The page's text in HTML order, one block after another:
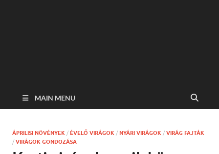
MAIN MENU
ÁPRILISI NÖVÉNYEK / ÉVELŐ VIRÁGOK / NYÁRI VIRÁGOK / VIRÁG FAJTÁK
/ VIRÁGOK GONDOZÁSA